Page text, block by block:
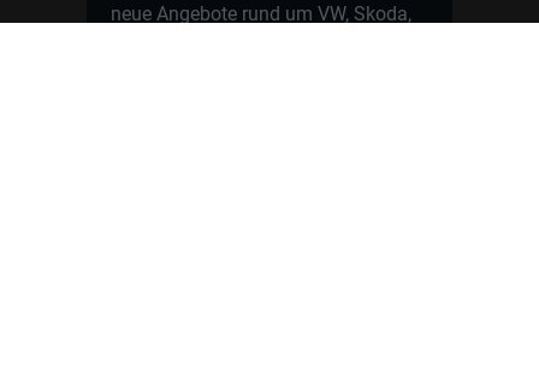
neue Angebote rund um VW, Skoda,